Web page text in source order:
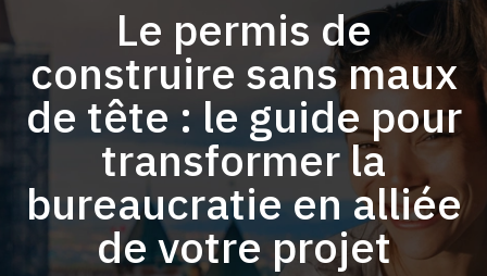
Le permis de
construire sans maux
de tête : le guide pour
transformer la
bureaucratie en alliée
de votre projet